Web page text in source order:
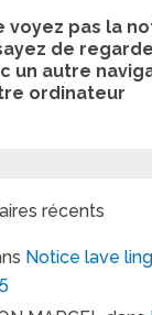
voyez pas la
de
un autre
ordinateur
récents
Notice lave